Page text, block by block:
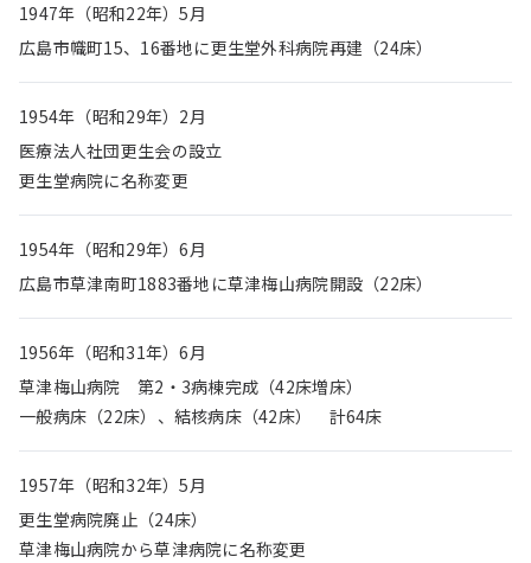
1947年（昭和22年）5月
広島市幟町15、16番地に更生堂外科病院再建（24床）
1954年（昭和29年）2月
医療法人社団更生会の設立
更生堂病院に名称変更
1954年（昭和29年）6月
広島市草津南町1883番地に草津梅山病院開設（22床）
1956年（昭和31年）6月
草津梅山病院 第2・3病棟完成（42床増床）
一般病床（22床）、結核病床（42床） 計64床
1957年（昭和32年）5月
更生堂病院廃止（24床）
草津梅山病院から草津病院に名称変更